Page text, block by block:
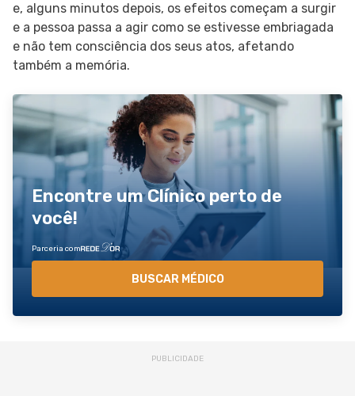
e, alguns minutos depois, os efeitos começam a surgir
e a pessoa passa a agir como se estivesse embriagada
e não tem consciência dos seus atos, afetando
também a memória.
Encontre um Clínico perto de
você!
Parceria com
BUSCAR MÉDICO